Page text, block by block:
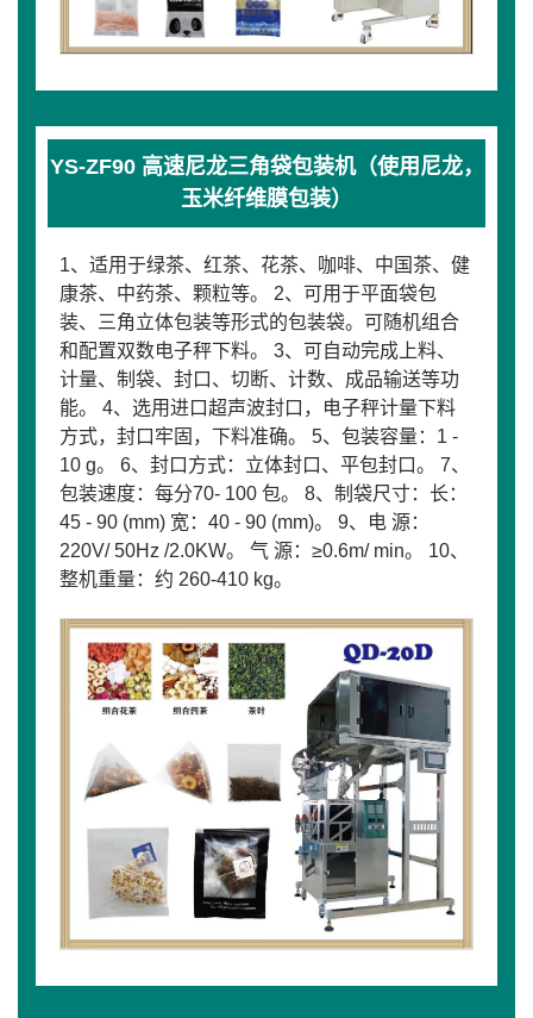
YS-ZF90 高速尼龙三角袋包装机（使用尼龙，
玉米纤维膜包装）
1、适用于绿茶、红茶、花茶、咖啡、中国茶、健
康茶、中药茶、颗粒等。 2、可用于平面袋包
装、三角立体包装等形式的包装袋。可随机组合
和配置双数电子秤下料。 3、可自动完成上料、
计量、制袋、封口、切断、计数、成品输送等功
能。 4、选用进口超声波封口，电子秤计量下料
方式，封口牢固，下料准确。 5、包装容量：1 -
10 g。 6、封口方式：立体封口、平包封口。 7、
包装速度：每分70- 100 包。 8、制袋尺寸：长：
45 - 90 (mm) 宽：40 - 90 (mm)。 9、电 源：
220V/ 50Hz /2.0KW。 气 源：≥0.6m/ min。 10、
整机重量：约 260-410 kg。